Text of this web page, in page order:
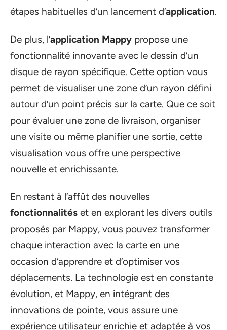
étapes habituelles d’un lancement d’application.
De plus, l’application Mappy propose une
fonctionnalité innovante avec le dessin d’un
disque de rayon spécifique. Cette option vous
permet de visualiser une zone d’un rayon défini
autour d’un point précis sur la carte. Que ce soit
pour évaluer une zone de livraison, organiser
une visite ou même planifier une sortie, cette
visualisation vous offre une perspective
nouvelle et enrichissante.
En restant à l’affût des nouvelles
fonctionnalités et en explorant les divers outils
proposés par Mappy, vous pouvez transformer
chaque interaction avec la carte en une
occasion d’apprendre et d’optimiser vos
déplacements. La technologie est en constante
évolution, et Mappy, en intégrant des
innovations de pointe, vous assure une
expérience utilisateur enrichie et adaptée à vos